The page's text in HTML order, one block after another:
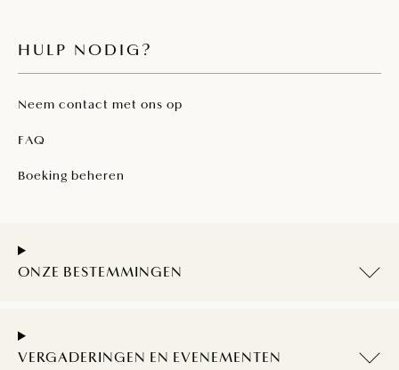
HULP NODIG?
Neem contact met ons op
FAQ
Boeking beheren
ONZE BESTEMMINGEN
VERGADERINGEN EN EVENEMENTEN